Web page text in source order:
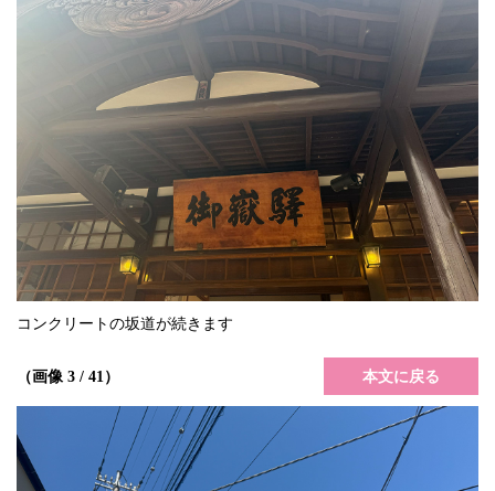
コンクリートの坂道が続きます
（画像 3 / 41） 本文に戻る